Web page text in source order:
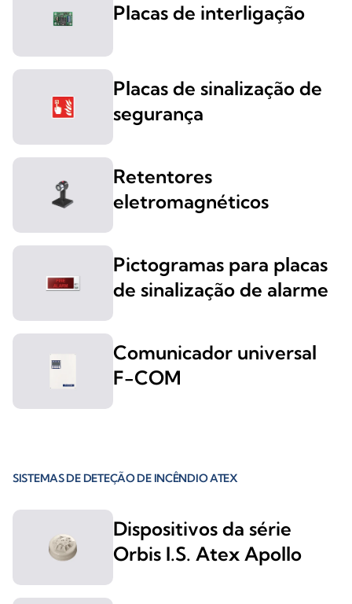
Placas de interligação
Placas de sinalização de
segurança
Retentores
eletromagnéticos
Pictogramas para placas
de sinalização de alarme
Comunicador universal
F-COM
SISTEMAS DE DETEÇÃO DE INCÊNDIO ATEX
Dispositivos da série
Orbis I.S. Atex Apollo